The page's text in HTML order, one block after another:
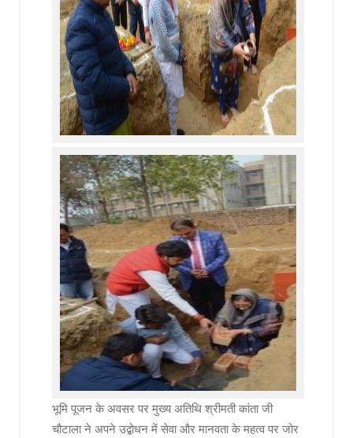
भूमि पूजन के अवसर पर मुख्य अतिथि श्रीमती कांता जी
चौटाला ने अपने उद्बोधन में सेवा और मानवता के महत्व पर जोर